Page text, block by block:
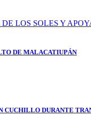
DE MALACATIUPÁN
CUCHILLO DURANTE